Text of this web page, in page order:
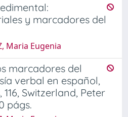
y marcadores del
Maria Eugenia
marcadores del
verbal en español,
Switzerland, Peter
págs.